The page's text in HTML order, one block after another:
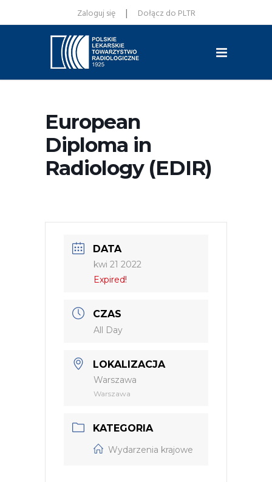
Zaloguj się | Dołącz do PLTR
European
Diploma in
Radiology (EDIR)
DATA
kwi 21 2022
Expired!
CZAS
All Day
LOKALIZACJA
Warszawa
Warszawa
KATEGORIA
Wydarzenia krajowe